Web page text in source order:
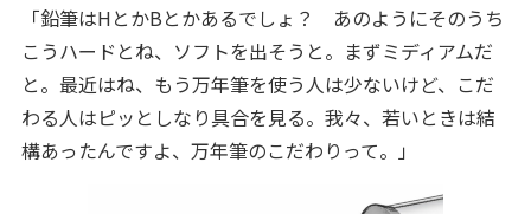
「鉛筆はHとかBとかあるでしょ？ あのようにそのうち
こうハードとね、ソフトを出そうと。まずミディアムだ
と。最近はね、もう万年筆を使う人は少ないけど、こだ
わる人はピッとしなり具合を見る。我々、若いときは結
構あったんですよ、万年筆のこだわりって。」